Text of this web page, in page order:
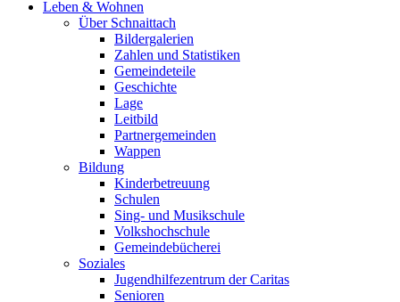
Leben & Wohnen
Über Schnaittach
Bildergalerien
Zahlen und Statistiken
Gemeindeteile
Geschichte
Lage
Leitbild
Partnergemeinden
Wappen
Bildung
Kinderbetreuung
Schulen
Sing- und Musikschule
Volkshochschule
Gemeindebücherei
Soziales
Jugendhilfezentrum der Caritas
Senioren